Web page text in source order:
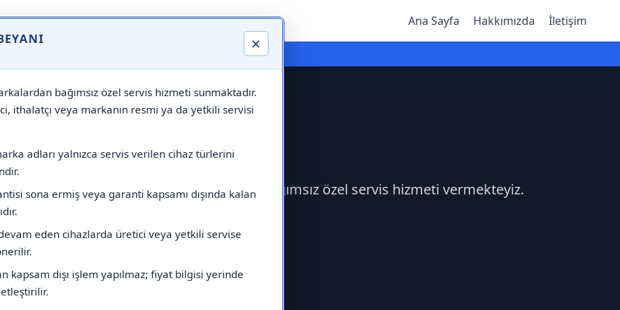
×
bağımsız özel servis hizmeti sunmaktadır.
ithalatçı veya markanın resmi ya da yetkili servisi
adları yalnızca servis verilen cihaz türlerini
sona ermiş veya garanti kapsamı dışında kalan
eden cihazlarda üretici veya yetkili servise
kapsam dışı işlem yapılmaz; fiyat bilgisi yerinde
Ana Sayfa Hakkımızda İletişim
⚠️ Markadan Bağımsız "Özel Servis" Hizmeti
Servisi çağırabilirsiniz.Markadan bağımsız özel servis hizmeti vermekteyiz.